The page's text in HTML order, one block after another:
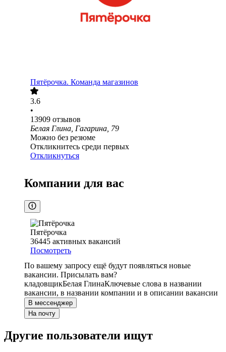
Пятёрочка. Команда магазинов
3.6
•
13909 отзывов
Белая Глина, Гагарина, 79
Можно без резюме
Откликнитесь среди первых
Откликнуться
Компании для вас
Пятёрочка
36445 активных вакансий
Посмотреть
По вашему запросу ещё будут появляться новые
вакансии. Присылать вам?
кладовщикБелая ГлинаКлючевые слова в названии
вакансии, в названии компании и в описании вакансии
В мессенджер
На почту
Другие пользователи ищут